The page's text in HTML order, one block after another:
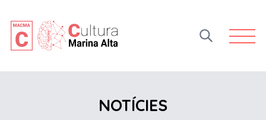
Open
NOTÍCIES